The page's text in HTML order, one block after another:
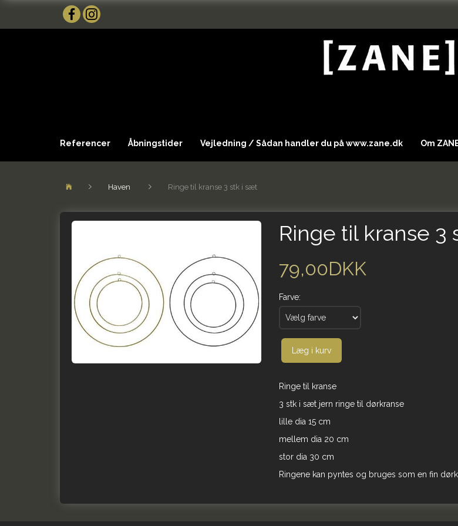
Referencer Åbningstider Vejledning / Sådan handler du på www.zane.dk Om
Haven Ringe til kranse 3 stk i sæt
Ringe til kranse
79,00DKK
Farve:
Læg i kurv
Ringe til kranse
3 stk i sæt jern ringe til dørkranse
lille dia 15 cm
mellem dia 20 cm
stor dia 30 cm
Ringene kan pyntes og bruges som en fin